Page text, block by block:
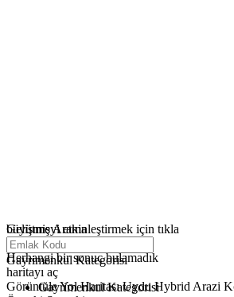
büyütmeyi etkinleştirmek için tıkla
Haritalar yükleniyor
Herhangi bir sonuç bulamadık
haritayı aç
GörüntüleYol Haritası Uydu Hybrid Arazi
Gelişmiş Arama
Gayrimenkul Kategorisi
Gayrimenkul Kategorisi